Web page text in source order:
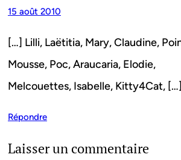
15 août 2010
[…] Lilli, Laëtitia, Mary, Claudine,
Mousse, Poc, Araucaria, Elodie,
Melcouettes, Isabelle, Kitty4Cat, […]
Répondre
Laisser un commentaire